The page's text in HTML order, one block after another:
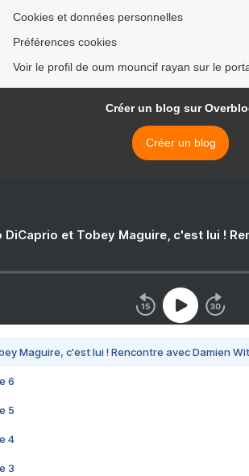
Cookies et données personnelles
Préférences cookies
Voir le profil de oum mouncif rayan sur le
Créer un blog sur
Créer un blog
DiCaprio et Tobey Maguire, c'est lui !
Maguire, c'est lui ! Rencontre avec Damien
6
5
4
3